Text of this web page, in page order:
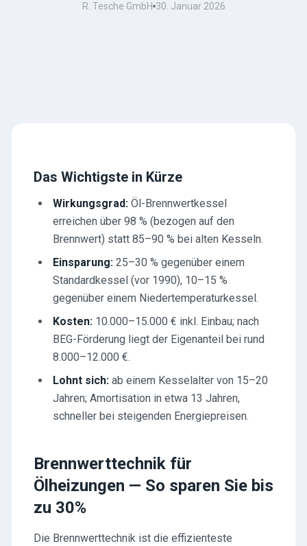
R. Tesche GmbH 30. Januar 2026
Das Wichtigste in Kürze
Wirkungsgrad: Öl-Brennwertkessel
erreichen über 98 % (bezogen auf den
Brennwert) statt 85–90 % bei alten Kesseln.
Einsparung: 25–30 % gegenüber einem
Standardkessel (vor 1990), 10–15 %
gegenüber einem Niedertemperaturkessel.
Kosten: 10.000–15.000 € inkl. Einbau; nach
BEG-Förderung liegt der Eigenanteil bei rund
8.000–12.000 €.
Lohnt sich: ab einem Kesselalter von 15–20
Jahren; Amortisation in etwa 13 Jahren,
schneller bei steigenden Energiepreisen.
Brennwerttechnik für
Ölheizungen — So sparen Sie bis
zu 30%
Die Brennwerttechnik ist die effizienteste